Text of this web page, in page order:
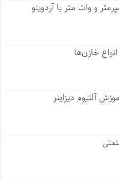
و وات متر با آردوینو
خازن‌ها
آلتیوم دیزاینر